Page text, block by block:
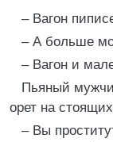
– Вагон
– А больше
– Вагон и
Пьяный
орет на
– Вы